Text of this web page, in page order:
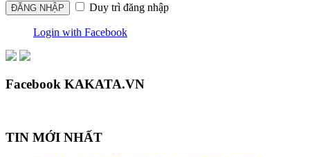
Duy trì đăng nhập
Login with Facebook
Facebook KAKATA.VN
TIN MỚI NHẤT